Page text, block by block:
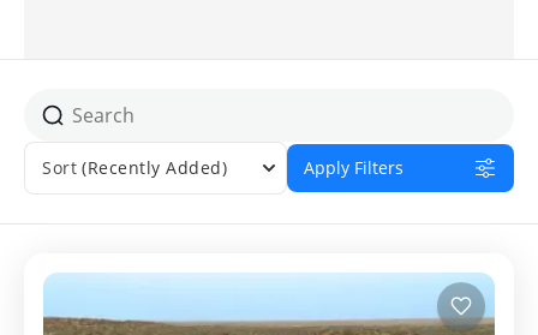
Sort (Recently Added) Apply Filters